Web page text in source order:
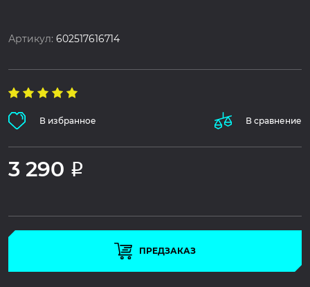
Артикул:602517616714
В избранное В сравнение
3 290 Р
ПРЕДЗАКАЗ